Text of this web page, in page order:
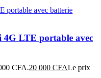
4G LTE portable avec
CFA.20 000 CFALe prix